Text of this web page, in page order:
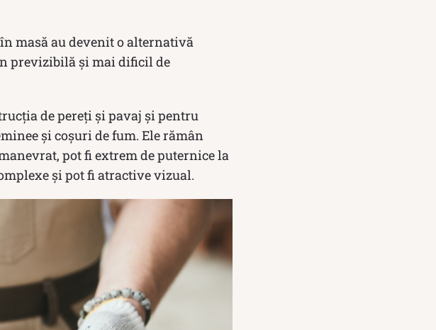
masă au devenit o alternativă
previzibilă și mai dificil de
de pereți și pavaj și pentru
și coșuri de fum. Ele rămân
pot fi extrem de puternice la
și pot fi atractive vizual.